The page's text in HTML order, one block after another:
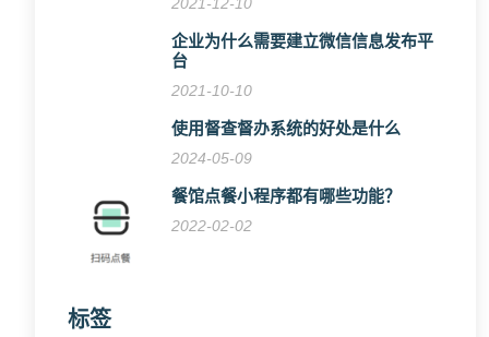
企业为什么需要建立微信信息发布平
台
2021-10-10
使用督查督办系统的好处是什么
2024-05-09
餐馆点餐小程序都有哪些功能？
2022-02-02
标签